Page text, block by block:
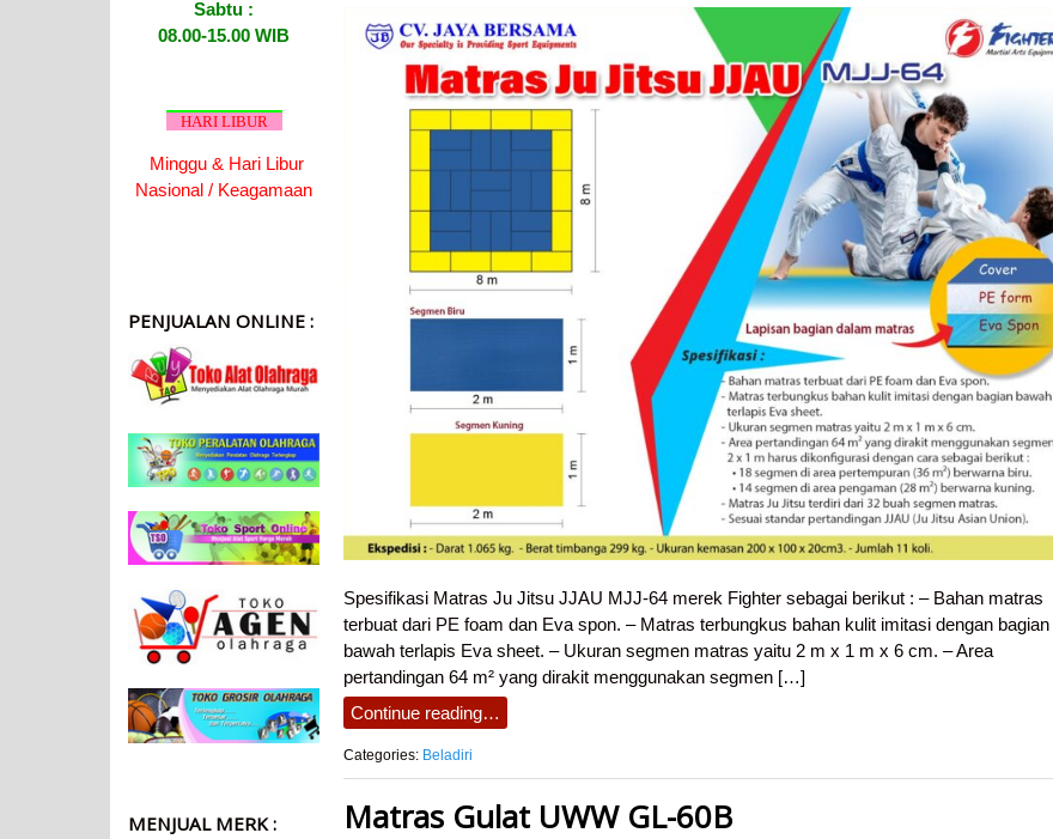
Spesifikasi Matras Ju Jitsu JJAU MJJ-64 merek Fighter sebagai berikut : – Bahan matras
terbuat dari PE foam dan Eva spon. – Matras terbungkus bahan kulit imitasi dengan bagian
bawah terlapis Eva sheet. – Ukuran segmen matras yaitu 2 m x 1 m x 6 cm. – Area
pertandingan 64 m² yang dirakit menggunakan segmen […]
Continue reading…
Categories: Beladiri
Matras Gulat UWW GL-60B
Sabtu :
08.00-15.00 WIB
HARI LIBUR
Minggu & Hari Libur
Nasional / Keagamaan
PENJUALAN ONLINE :
MENJUAL MERK :